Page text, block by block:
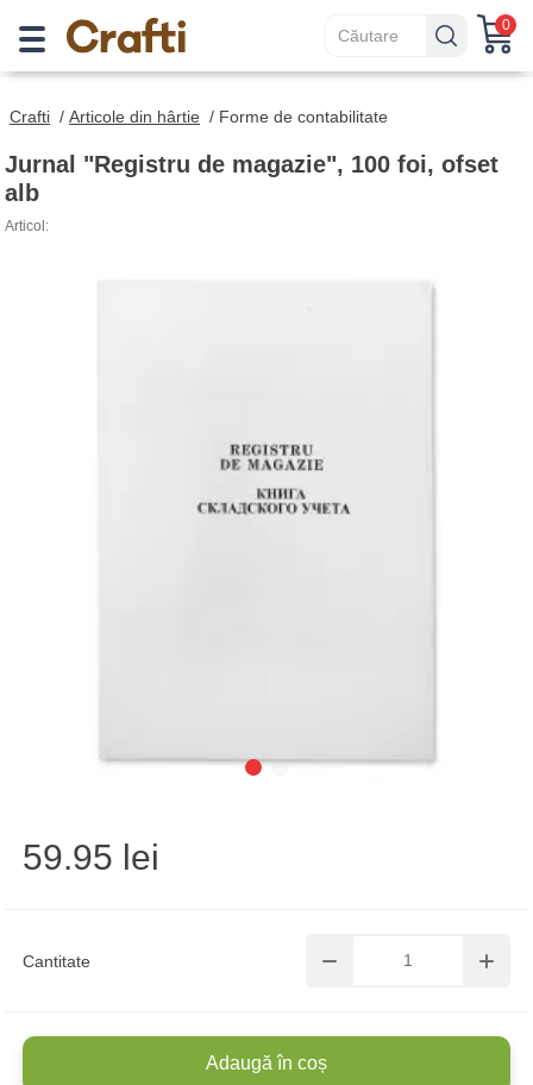
0
Crafti / Articole din hârtie / Forme de contabilitate
Jurnal "Registru de magazie", 100 foi, ofset
alb
Articol:
Cantitate
59.95 lei
Adaugă în coș